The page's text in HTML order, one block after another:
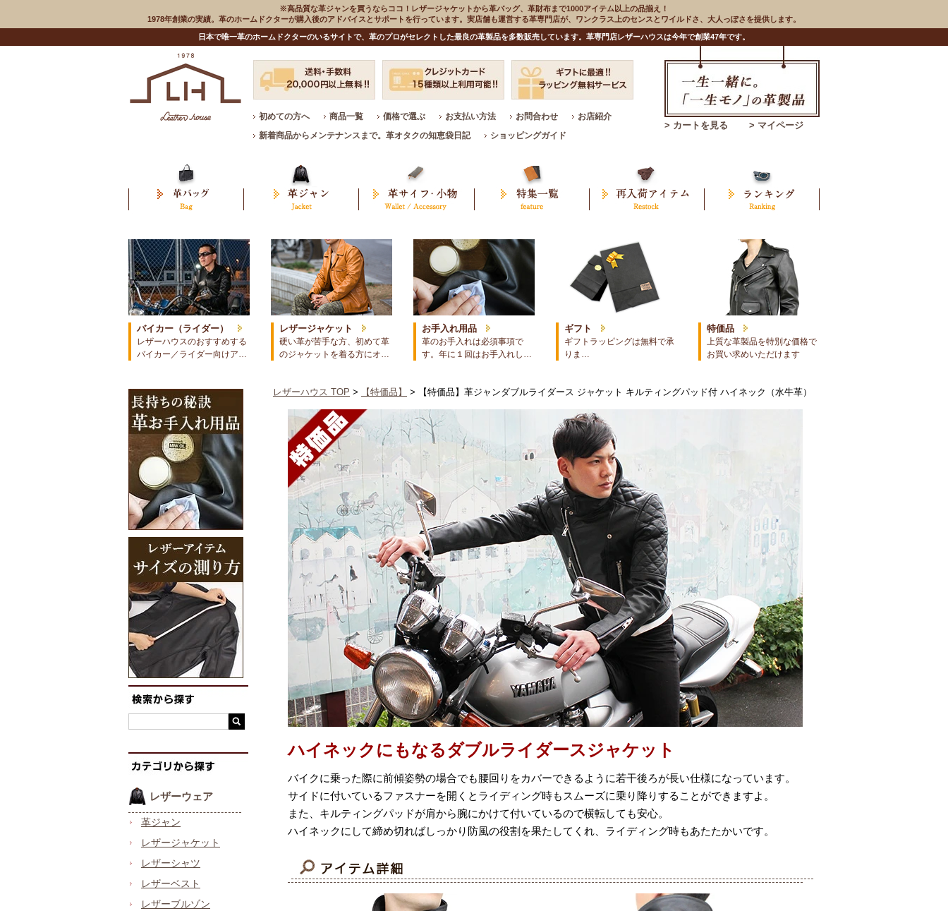
※高品質な革ジャンを買うならココ！レザージャケットから革バッグ、革財布まで1000アイテム以上の品揃え！
1978年創業の実績。革のホームドクターが購入後のアドバイスとサポートを行っています。実店舗も運営する革専門店が、ワンクラス上のセンスとワイルドさ、大人っぽさを提供します。
日本で唯一革のホームドクターのいるサイトで、革のプロがセレクトした最良の革製品を多数販売しています。革専門店レザーハウスは今年で創業47年です。
初めての方へ 商品一覧 価格で選ぶ お支払い方法 お問合わせ
お店紹介
新着商品からメンテナンスまで。革オタクの知恵袋日記
ショッピングガイド
> カートを見る > マイページ
バイカー（ライダー）
レザーハウスのおすすめする
バイカー／ライダー向けア…
レザージャケット
硬い革が苦手な方、初めて革
のジャケットを着る方にオ…
お手入れ用品
革のお手入れは必須事項で
す。年に１回はお手入れし…
ギフト
ギフトラッピングは無料で承
りま…
特価品
上質な革製品を特別な価格で
お買い求めいただけます
レザーウェア
革ジャン
レザージャケット
レザーシャツ
レザーベスト
レザーブルゾン
レザーハウス TOP > 【特価品】 > 【特価品】革ジャンダブルライダース ジャケット キルティングパッド付 ハイネック（水牛革）
ハイネックにもなるダブルライダースジャケット
バイクに乗った際に前傾姿勢の場合でも腰回りをカバーできるように若干後ろが長い仕様になっています。
サイドに付いているファスナーを開くとライディング時もスムーズに乗り降りすることができますよ。
また、キルティングパッドが肩から腕にかけて付いているので横転しても安心。
ハイネックにして締め切ればしっかり防風の役割を果たしてくれ、ライディング時もあたたかいです。